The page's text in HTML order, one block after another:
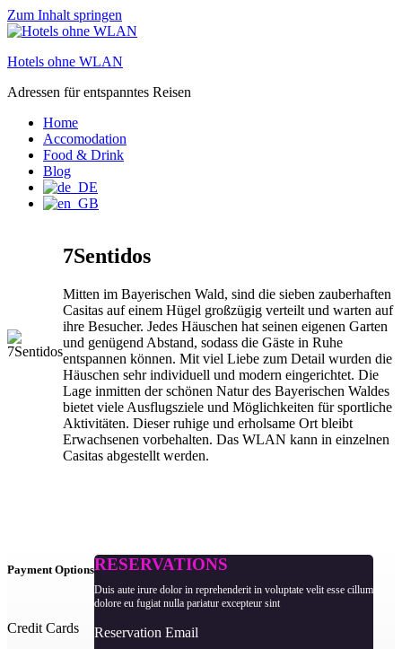
Zum Inhalt springen
Hotels ohne WLAN
Adressen für entspanntes Reisen
Home
Accomodation
Food & Drink
Blog
7Sentidos
Mitten im Bayerischen Wald, sind die sieben zauberhaften
Casitas auf einem Hügel großzügig verteilt und warten auf
ihre Besucher. Jedes Häuschen hat seinen eigenen Garten
und genügend Abstand, sodass die Gäste in Ruhe
entspannen können. Mit viel Liebe zum Detail wurden die
Häuschen sehr individuell und modern eingerichtet. Die
Lage inmitten der schönen Natur des Bayerischen Waldes
bietet viele Ausflugsziele und Möglichkeiten für sportliche
Aktivitäten. Dieser ruhige und erholsame Ort bleibt
Erwachsenen vorbehalten. Das WLAN kann in einzelnen
Casitas abgestellt werden.
Payment Options
Credit Cards
RESERVATIONS
Duis aute irure dolor in reprehenderit in voluptate velit esse cillum
dolore eu fugiat nulla pariatur excepteur sint
Reservation Email